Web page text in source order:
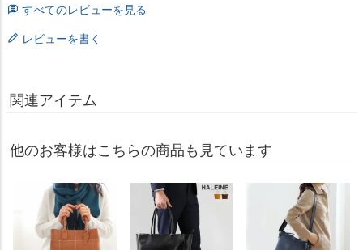
すべてのレビューを見る
レビューを書く
関連アイテム
他のお客様はこちらの商品も見ています